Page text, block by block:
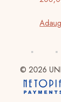
© 2026